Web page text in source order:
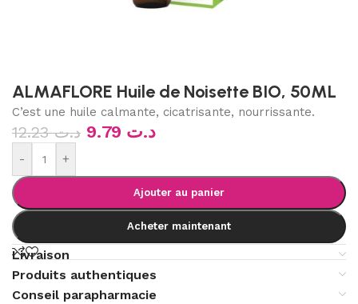
ALMAFLORE Huile de Noisette BIO, 50ML
C’est une huile calmante, cicatrisante, nourrissante.
د.ت12.23 د.ت
- +
Ajouter au panier
Acheter maintenant
Livraison
Produits authentiques
Conseil parapharmacie